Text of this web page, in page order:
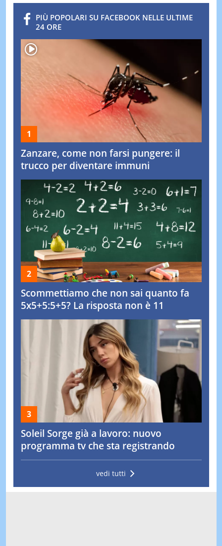
PIÙ POPOLARI SU FACEBOOK NELLE ULTIME
24 ORE
Zanzare, come non farsi pungere: il
trucco per diventare immuni
Scommettiamo che non sai quanto fa
5x5+5:5+5? La risposta non è 11
Soleil Sorge già a lavoro: nuovo
programma tv che sta registrando
vedi tutti